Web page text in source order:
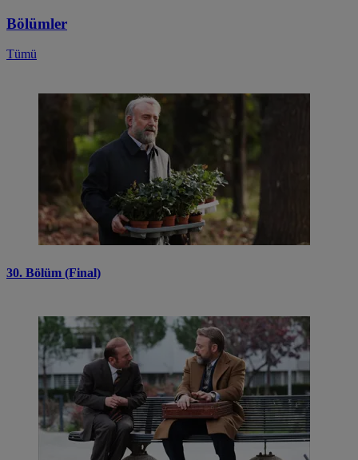
Bölümler
Tümü
30. Bölüm (Final)